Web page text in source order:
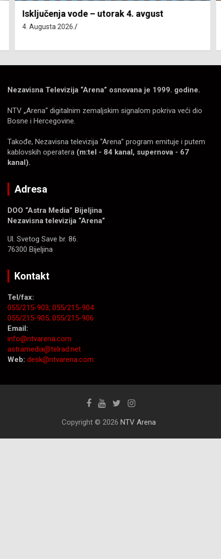
Isključenja vode – utorak 4. avgust
4. Augusta 2026.
Nezavisna Televizija “Arena” osnovana je 1999. godine.
NTV „Arena“ digitalnim zemaljskim signalom pokriva veći dio
Bosne i Hercegovine.
Takođe, Nezavisna televizija “Arena” program emituje i putem
kablovskih operatera (m:tel - 84 kanal, supernova - 67
kanal).
Adresa
DOO “Astra Media” Bijeljina
Nezavisna televizija “Arena”
Ul. Svetog Save br. 86.
76300 Bijeljina
Kontakt
Tel/fax:
055/215-903; 055/215-904
055/215-905; 055/215-906
Email:
info@ntvarena.com
astramedia@telrad.net
Web: desk@ntvarena.com
Copyright © 2026 NTV Arena